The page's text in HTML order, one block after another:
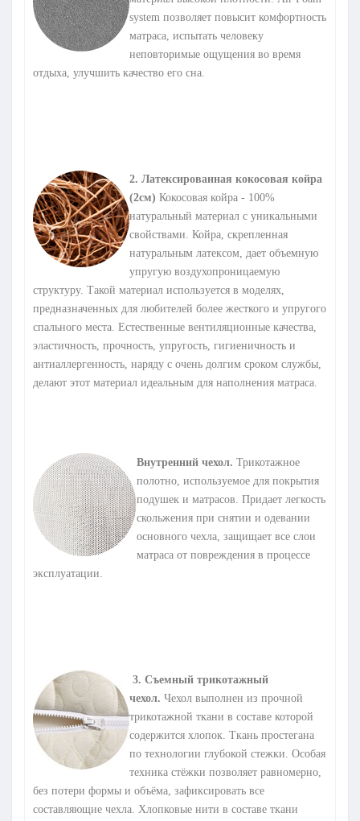
system позволяет повысит комфортность
матраса, испытать человеку
неповторимые ощущения во время
отдыха, улучшить качество его сна.
2. Латексированная кокосовая койра
(2см) Кокосовая койра - 100%
натуральный материал с уникальными
свойствами. Койра, скрепленная
натуральным латексом, дает объемную
упругую воздухопроницаемую
структуру. Такой материал используется в моделях,
предназначенных для любителей более жесткого и упругого
спального места. Естественные вентиляционные качества,
эластичность, прочность, упругость, гигиеничность и
антиаллергенность, наряду с очень долгим сроком службы,
делают этот материал идеальным для наполнения матраса.
Внутренний чехол. Трикотажное
полотно, используемое для покрытия
подушек и матрасов. Придает легкость
скольжения при снятии и одевании
основного чехла, защищает все слои
матраса от повреждения в процессе
эксплуатации.
3. Съемный трикотажный
чехол. Чехол выполнен из прочной
трикотажной ткани в составе которой
содержится хлопок. Ткань простегана
по технологии глубокой стежки. Особая
техника стёжки позволяет равномерно,
без потери формы и объёма, зафиксировать все
составляющие чехла. Хлопковые нити в составе ткани